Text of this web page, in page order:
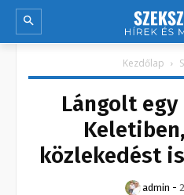
Kezdőlap
Lángolt
közlekedést
admin -